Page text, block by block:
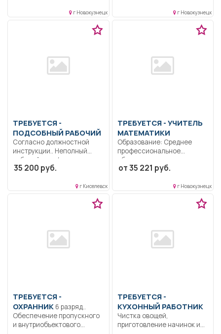
на 0.5 ставки. Полный...г Новокузнецк г Новокузнецк
ТРЕБУЕТСЯ -
ПОДСОБНЫЙ РАБОЧИЙ
Согласно должностной
инструкции.. Неполный
рабочий день/неполная
рабочая неделя..
35 200 руб.
г Киселевск
ТРЕБУЕТСЯ - УЧИТЕЛЬ
МАТЕМАТИКИ
Образование: Среднее
профессиональное
образование..
Осуществлять обучение
от 35 221 руб.
г Новокузнецк
ТРЕБУЕТСЯ -
ОХРАННИК
Обеспечение пропускного
и внутриобъектового
ТРЕБУЕТСЯ -
КУХОННЫЙ РАБОТНИК
Чистка овощей,
приготовление начинок и